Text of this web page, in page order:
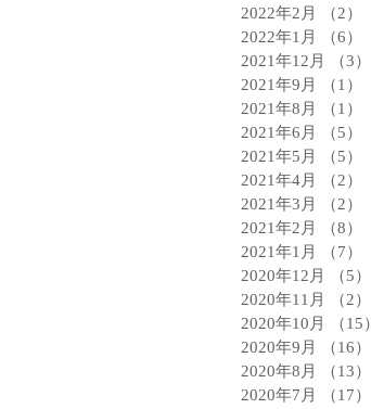
2022年2月
（2）
2022年1月
（6）
2021年12月
（3）
2021年9月
（1）
2021年8月
（1）
2021年6月
（5）
2021年5月
（5）
2021年4月
（2）
2021年3月
（2）
2021年2月
（8）
2021年1月
（7）
2020年12月
（5）
2020年11月
（2）
2020年10月
（15
2020年9月
（16）
2020年8月
（13）
2020年7月
（17）